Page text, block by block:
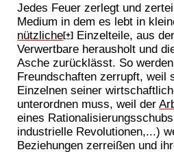
Jedes Feuer zerlegt und
Medium in dem es lebt in
nützliche[+] Einzelteile, aus
Verwertbare herausholt und
Asche zurücklässt. So
Freundschaften zerrupft, weil
Einzelnen seiner
unterordnen muss, weil der
eines
industrielle Revolutionen,...)
Beziehungen zerreißen und